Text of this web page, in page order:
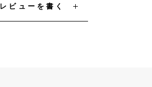
レビューを書く